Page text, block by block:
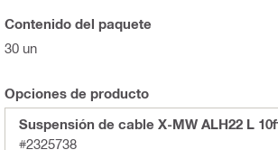
Contenido del paquete
30 un
Opciones de producto
Suspensión de cable X-MW ALH22 L
#2325738